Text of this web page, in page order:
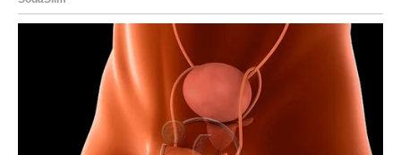
Moguć mali dobitak ili dobra vest
U ljubavi, Bik dobija mir bez sumnje
. Ako ste u vezi –
odnos se učvršćuje. Ako ste sami – privlačite osobu koja
donosi sigurnost, a ne haos.